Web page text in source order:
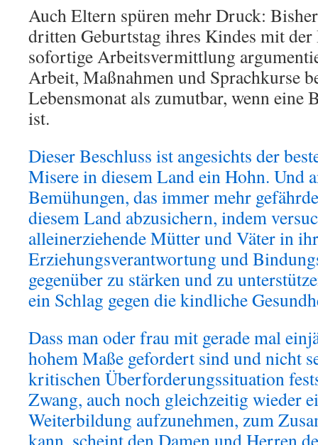
Auch Eltern spüren mehr Druck:
dritten Geburtstag ihres Kindes mit der
sofortige Arbeitsvermittlung
Arbeit, Maßnahmen und Sprachkurse
Lebensmonat als zumutbar, wenn eine
ist.
Dieser Beschluss ist angesichts der
Misere in diesem Land ein Hohn. Und
Bemühungen, das immer mehr
diesem Land abzusichern, indem
alleinerziehende Mütter und Väter in
Erziehungsverantwortung und
gegenüber zu stärken und zu
ein Schlag gegen die kindliche
Dass man oder frau mit gerade mal
hohem Maße gefordert sind und nicht
kritischen Überforderungssituation
Zwang, auch noch gleichzeitig wieder
Weiterbildung aufzunehmen, zum
kann, scheint den Damen und Herren